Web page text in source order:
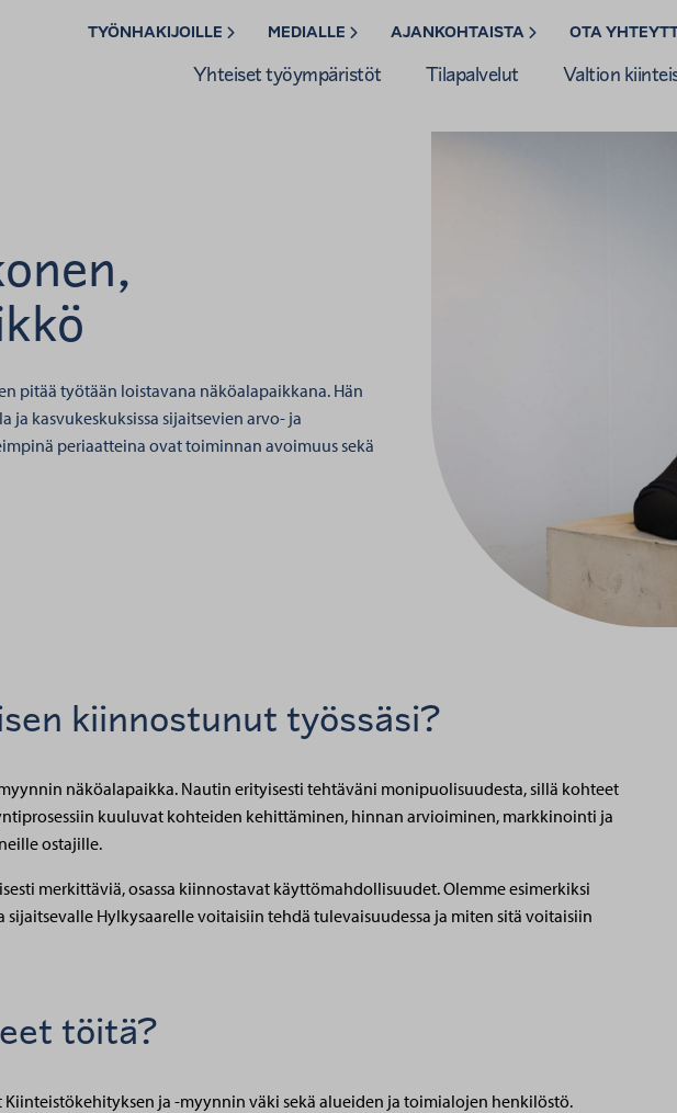
TYÖNHAKIJOILLE MEDIALLE AJANKOHTAISTA OTA
Yhteiset työympäristöt Tilapalvelut Valtion
pitää työtään loistavana näköalapaikkana. Hän
ja kasvukeskuksissa sijaitsevien arvo- ja
periaatteina ovat toiminnan avoimuus sekä
kiinnostunut työssäsi?
näköalapaikka. Nautin erityisesti tehtäväni monipuolisuudesta, sillä kohteet
kuuluvat kohteiden kehittäminen, hinnan arvioiminen, markkinointi ja
ostajille.
merkittäviä, osassa kiinnostavat käyttömahdollisuudet. Olemme esimerkiksi
sijaitsevalle Hylkysaarelle voitaisiin tehdä tulevaisuudessa ja miten sitä voitaisiin
töitä?
ja -myynnin väki sekä alueiden ja toimialojen henkilöstö.